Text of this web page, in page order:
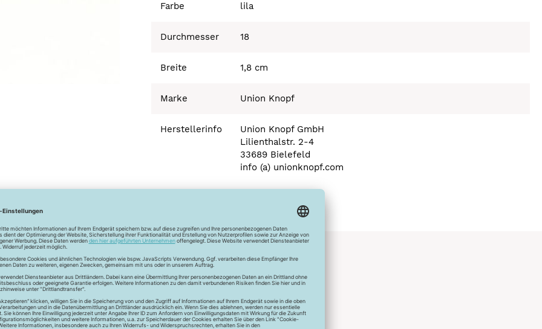
Farbe lila
Durchmesser 18
Breite 1,8 cm
Marke Union Knopf
Herstellerinfo
Union Knopf GmbH
Lilienthalstr. 2-4
33689 Bielefeld
info (a) unionknopf.com
Unser Newsletter
Newsletter
jetzt unseren exklusiven Newsletter und profitiere von zahlreichen